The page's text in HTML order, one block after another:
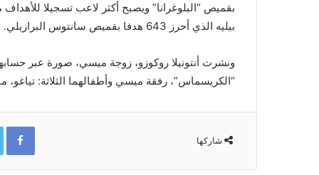
بقميص “البلوغرانا” ويصبح أكثر لاعب تسجيلا
بيليه الذي أحرز 643 هدفا بقميص سانتوس البرازيلي.
ونشرت أنتونيلا روكوزو، زوجة ميسي، صورة عبر حسابها
“الكريسماس”، رفقة ميسي وأطفالهما الثلاثة: تياغو،
شاركها